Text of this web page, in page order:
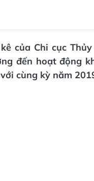
của Chi cục
đến hoạt động
cùng kỳ năm